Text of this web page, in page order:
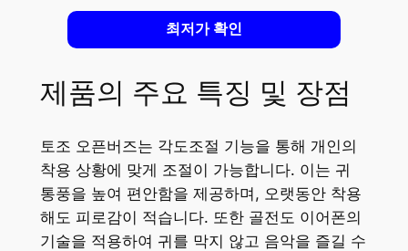
최저가 확인
제품의 주요 특징 및 장점
토조 오픈버즈는 각도조절 기능을 통해 개인의
착용 상황에 맞게 조절이 가능합니다. 이는 귀
통풍을 높여 편안함을 제공하며, 오랫동안 착용
해도 피로감이 적습니다. 또한 골전도 이어폰의
기술을 적용하여 귀를 막지 않고 음악을 즐길 수